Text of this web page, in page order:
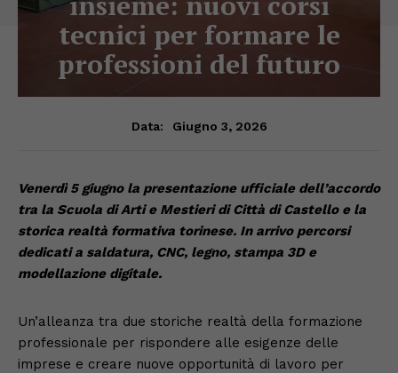
tecnici per formare le
professioni del futuro
Data: Giugno 3, 2026
Venerdì 5 giugno la presentazione ufficiale dell’accordo
tra la Scuola di Arti e Mestieri di Città di Castello e la
storica realtà formativa torinese. In arrivo percorsi
dedicati a saldatura, CNC, legno, stampa 3D e
modellazione digitale.
Un’alleanza tra due storiche realtà della formazione
professionale per rispondere alle esigenze delle
imprese e creare nuove opportunità di lavoro per